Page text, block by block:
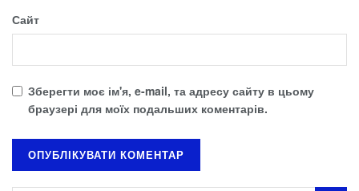
Сайт
Зберегти моє ім'я, e-mail, та адресу сайту в цьому
браузері для моїх подальших коментарів.